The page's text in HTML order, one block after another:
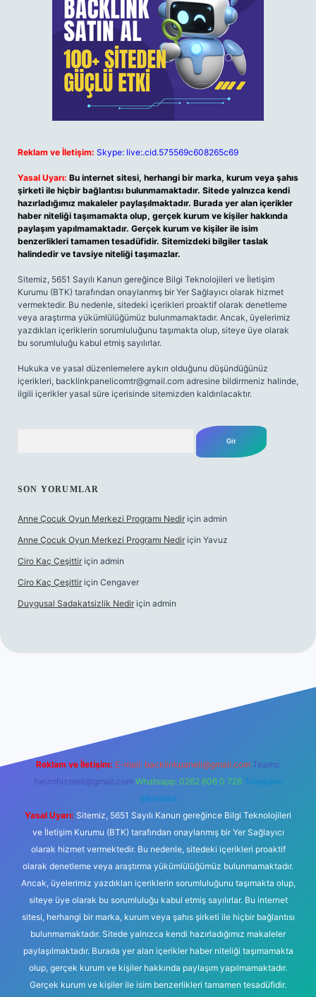
Reklam ve İletişim: Skype: live:.cid.575569c608265c69
Yasal Uyarı: Bu internet sitesi, herhangi bir marka, kurum veya şahıs
şirketi ile hiçbir bağlantısı bulunmamaktadır. Sitede yalnızca kendi
hazırladığımız makaleler paylaşılmaktadır. Burada yer alan içerikler
haber niteliği taşımamakta olup, gerçek kurum ve kişiler hakkında
paylaşım yapılmamaktadır. Gerçek kurum ve kişiler ile isim
benzerlikleri tamamen tesadüfidir. Sitemizdeki bilgiler taslak
halindedir ve tavsiye niteliği taşımazlar.
Sitemiz, 5651 Sayılı Kanun gereğince Bilgi Teknolojileri ve İletişim
Kurumu (BTK) tarafından onaylanmış bir Yer Sağlayıcı olarak hizmet
vermektedir. Bu nedenle, sitedeki içerikleri proaktif olarak denetleme
veya araştırma yükümlülüğümüz bulunmamaktadır. Ancak, üyelerimiz
yazdıkları içeriklerin sorumluluğunu taşımakta olup, siteye üye olarak
bu sorumluluğu kabul etmiş sayılırlar.
Hukuka ve yasal düzenlemelere aykırı olduğunu düşündüğünüz
içerikleri, backlinkpanelicomtr@gmail.com adresine bildirmeniz halinde,
ilgili içerikler yasal süre içerisinde sitemizden kaldırılacaktır.
SON YORUMLAR
Anne Çocuk Oyun Merkezi Programı Nedir için admin
Anne Çocuk Oyun Merkezi Programı Nedir için Yavuz
Ciro Kaç Çeşittir için admin
Ciro Kaç Çeşittir için Cengaver
Duygusal Sadakatsizlik Nedir için admin
Reklam ve İletişim: E-mail: backlinkpaneli@gmail.com Teams:
forumhizmeti@gmail.com Whatsapp: 0262 606 0 726 Telegram:
@karabul
Yasal Uyarı: Sitemiz, 5651 Sayılı Kanun gereğince Bilgi Teknolojileri
ve İletişim Kurumu (BTK) tarafından onaylanmış bir Yer Sağlayıcı
olarak hizmet vermektedir. Bu nedenle, sitedeki içerikleri proaktif
olarak denetleme veya araştırma yükümlülüğümüz bulunmamaktadır.
Ancak, üyelerimiz yazdıkları içeriklerin sorumluluğunu taşımakta olup,
siteye üye olarak bu sorumluluğu kabul etmiş sayılırlar. Bu internet
sitesi, herhangi bir marka, kurum veya şahıs şirketi ile hiçbir bağlantısı
bulunmamaktadır. Sitede yalnızca kendi hazırladığımız makaleler
paylaşılmaktadır. Burada yer alan içerikler haber niteliği taşımamakta
olup, gerçek kurum ve kişiler hakkında paylaşım yapılmamaktadır.
Gerçek kurum ve kişiler ile isim benzerlikleri tamamen tesadüfidir.